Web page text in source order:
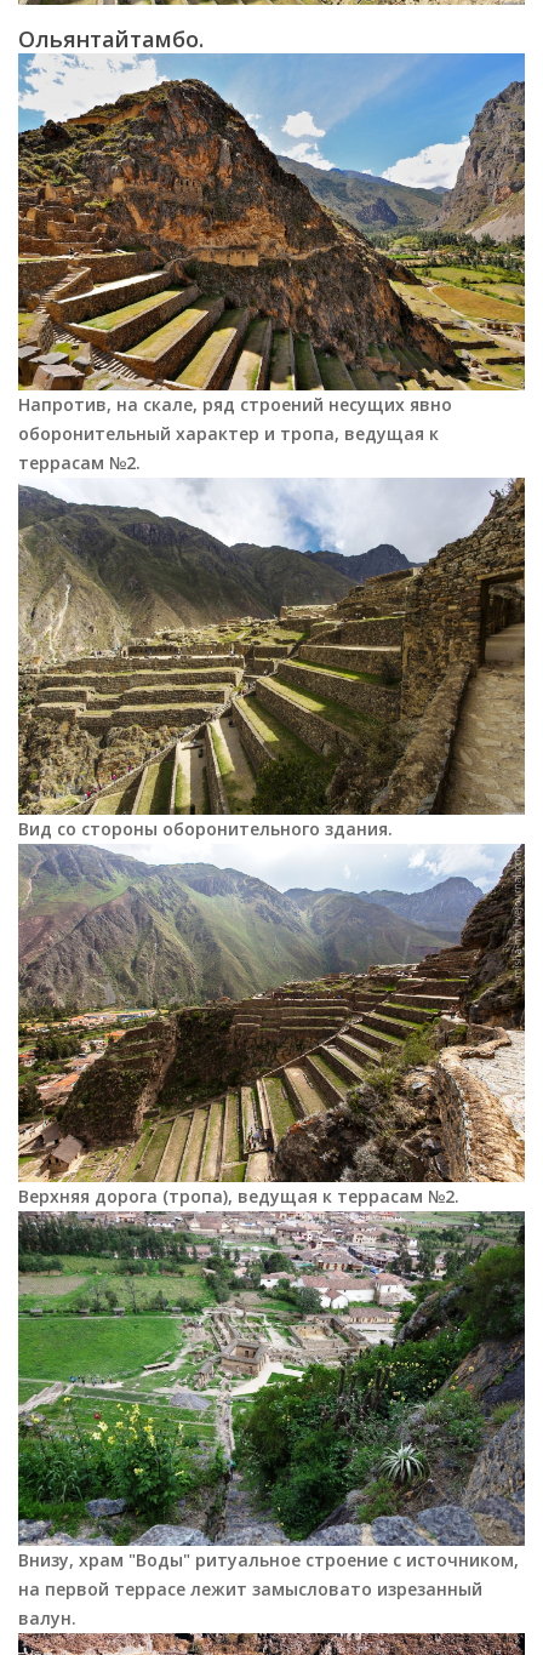
Ольянтайтамбо.
Напротив, на скале, ряд строений несущих явно
оборонительный характер и тропа, ведущая к
террасам №2.
Вид со стороны оборонительного здания.
Верхняя дорога (тропа), ведущая к террасам №2.
Внизу, храм "Воды" ритуальное строение с источником,
на первой террасе лежит замысловато изрезанный
валун.